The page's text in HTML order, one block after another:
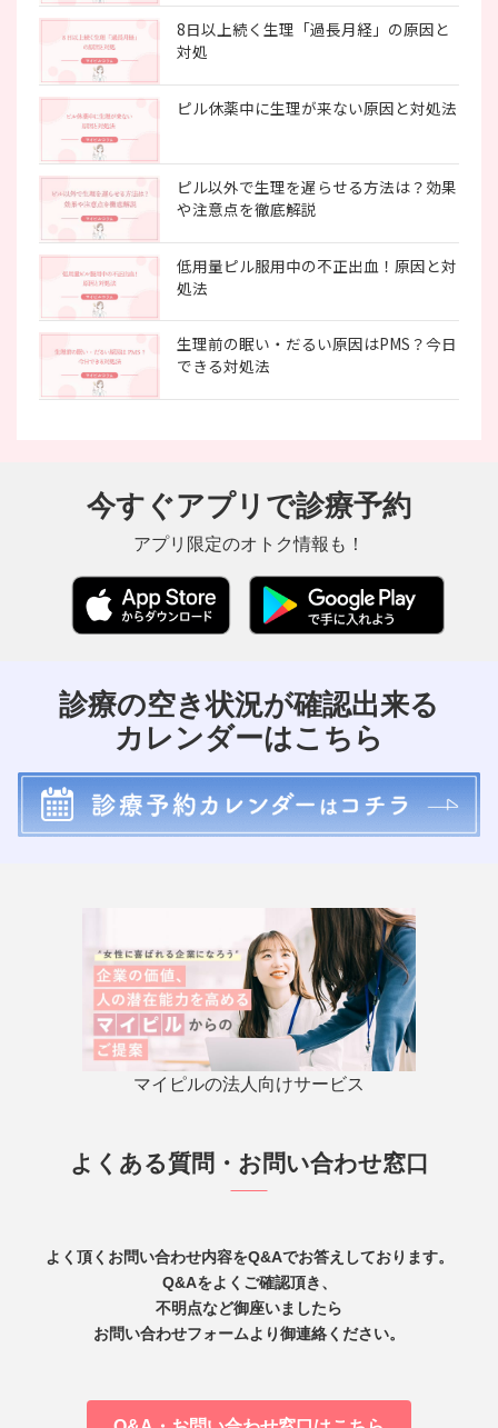
8日以上続く生理「過長月経」の原因と
対処
ピル休薬中に生理が来ない原因と対処法
ピル以外で生理を遅らせる方法は？効果
や注意点を徹底解説
低用量ピル服用中の不正出血！原因と対
処法
生理前の眠い・だるい原因はPMS？今日
できる対処法
今すぐアプリで診療予約
アプリ限定のオトク情報も！
診療の空き状況が確認出来る
カレンダーはこちら
マイピルの法人向けサービス
よくある質問・お問い合わせ窓口
よく頂くお問い合わせ内容をQ&Aでお答えしております。
Q&Aをよくご確認頂き、
不明点など御座いましたら
お問い合わせフォームより御連絡ください。